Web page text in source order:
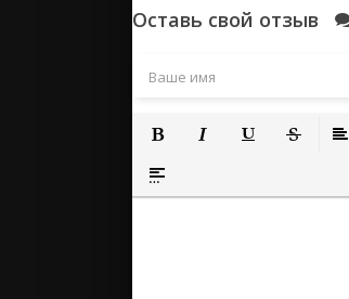
Оставь свой отзыв
Полужирный
Вставка спойлера